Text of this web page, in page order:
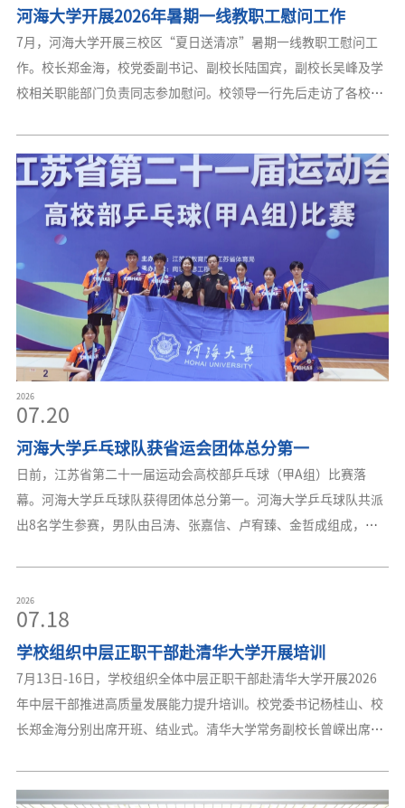
扶体系，为石泉县教育提质、生态治理、人才培育提供强力支撑。
此次校地合作交流研讨会的开展旨在搭建“学校—政府—校友—校
友企业”四方对接平台
7月，河海大学开展三校区“夏日送清凉”暑期一线教职工慰问工
作。校长郑金海，校党委副书记、副校长陆国宾，副校长吴峰及学
校相关职能部门负责同志参加慰问。校领导一行先后走访了各校区
门卫值班室、学生食堂、高压配电房、校医院、宿舍管理站、本科
作人员亲切交流，细致询问暑期校园安保值守、后勤保障服务等各
项工作开展情况，叮嘱大家做好防暑降温，落实各项安全工作规
范，保障暑期校园平稳运行。教职工对学校的慰问表示感谢，纷纷
表示将不辜负学校的暖心关怀，坚守岗位、履职尽责，切实为学校
各项事业高质量发展保驾护航。
2026
07.20
日前，江苏省第二十一届运动会高校部乒乓球（甲A组）比赛落
幕。河海大学乒乓球队获得团体总分第一。河海大学乒乓球队共派
出8名学生参赛，男队由吕涛、张嘉信、卢宥臻、金哲成组成，女
队由陈美璇、赵艺尔、梁师语、柴可心组成。团体赛中，女队以小
打均摘得金牌，女子单打包揽冠亚军，女子双打获得银牌。全队共
教育厅、江苏省体育局主办，江苏省学校体育联合会、南京信息工
程大学承办，共设男子团体、女子团体、男子单打、女子单打、男
子双打、女子双打、混
07.18
7月13日-16日，学校组织全体中层正职干部赴清华大学开展2026
年中层干部推进高质量发展能力提升培训。校党委书记杨桂山、校
长郑金海分别出席开班、结业式。清华大学常务副校长曾嵘出席开
班式。开班式上，曾嵘首先致欢迎辞，并简要介绍了近年来清华大
班动员讲话。他指出，本次集中培训是进一步深化学校树立和践行